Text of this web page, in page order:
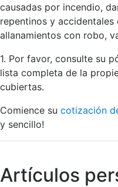
causadas por incendio,
repentinos y
allanamientos con robo,
1. Por favor, consulte su
lista completa de la
cubiertas.
Comience su cotización
y sencillo!
Artículos